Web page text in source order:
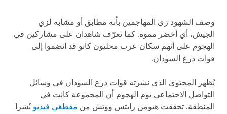
وصف الشهود زي المهاجمين بأنه مطابق أو مشابه لزي
الجيش، أي أخضر مموه. كما تعرّف شاهدان على مشاركين في
الهجوم على أنهم سكان عرب محليون كانو قد انضموا إلى
قوات درع السودان.
يُظهر المحتوى الذي نشرته قوات درع السودان في وسائل
التواصل الاجتماعي يوم الهجوم أن المجموعة كانت في
المنطقة. تحققت هيومن رايتس ووتش من مقطعَي فيديو نُشرا